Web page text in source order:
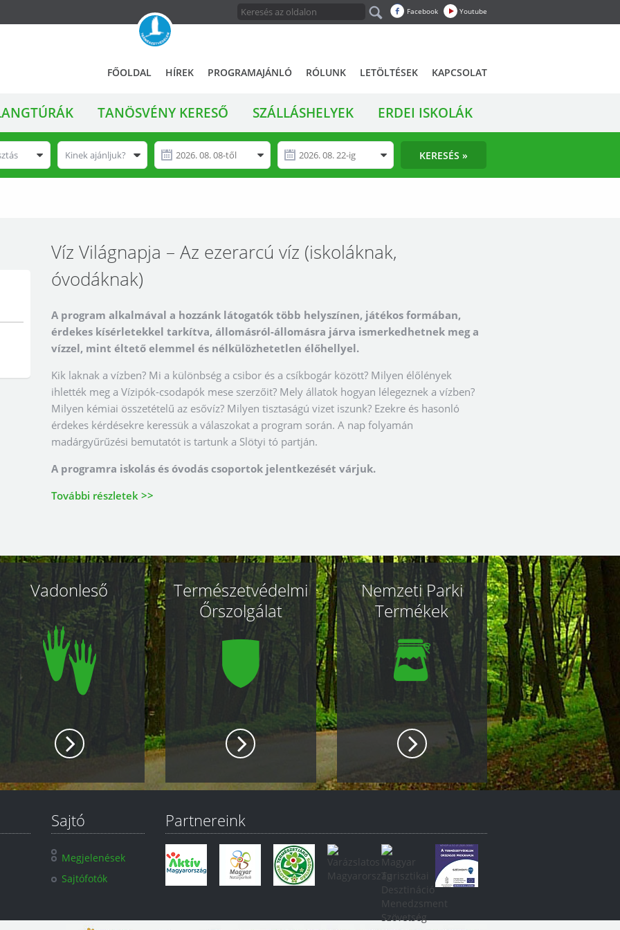
A
természetvédelem
honlapja
Facebook Youtube
FŐMENÜ
FŐOLDAL HÍREK PROGRAMAJÁNLÓ RÓLUNK LETÖLTÉSEK KAPCSOLAT
TANÖSVÉNY KERESŐ SZÁLLÁSHELYEK ERDEI ISKOLÁK
Kinek ajánljuk? KERESÉS »
Víz Világnapja – Az ezerarcú víz (iskoláknak,
óvodáknak)
A program alkalmával a hozzánk látogatók több helyszínen, játékos formában,
érdekes kísérletekkel tarkítva, állomásról-állomásra járva ismerkedhetnek meg a
vízzel, mint éltető elemmel és nélkülözhetetlen élőhellyel.
Kik laknak a vízben? Mi a különbség a csibor és a csíkbogár között? Milyen élőlények
ihlették meg a Vízipók-csodapók mese szerzőit? Mely állatok hogyan lélegeznek a vízben?
Milyen kémiai összetételű az esővíz? Milyen tisztaságú vizet iszunk? Ezekre és hasonló
érdekes kérdésekre keressük a válaszokat a program során. A nap folyamán
madárgyűrűzési bemutatót is tartunk a Slötyi tó partján.
A programra iskolás és óvodás csoportok jelentkezését várjuk.
További részletek >>
Vadonleső
Természetvédelmi
Őrszolgálat
Nemzeti Parki
Termékek
Sajtó
Megjelenések
Sajtófotók
Partnereink